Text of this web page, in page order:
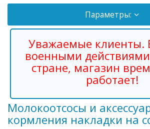
Параметры:
Уважаемые клиенты.
военными
стране, магазин
работает!
Молокоотсосы и
кормления накладки на